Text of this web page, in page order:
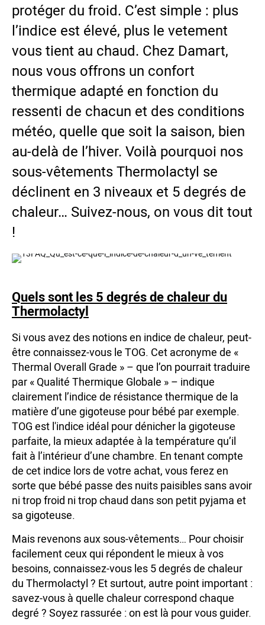
protéger du froid. C’est simple : plus
l’indice est élevé, plus le vetement
vous tient au chaud. Chez Damart,
nous vous offrons un confort
thermique adapté en fonction du
ressenti de chacun et des conditions
météo, quelle que soit la saison, bien
au-delà de l’hiver. Voilà pourquoi nos
sous-vêtements Thermolactyl se
déclinent en 3 niveaux et 5 degrés de
chaleur… Suivez-nous, on vous dit tout
!
Quels sont les 5 degrés de chaleur du
Thermolactyl
Si vous avez des notions en indice de chaleur, peut-
être connaissez-vous le TOG. Cet acronyme de «
Thermal Overall Grade » – que l’on pourrait traduire
par « Qualité Thermique Globale » – indique
clairement l’indice de résistance thermique de la
matière d’une gigoteuse pour bébé par exemple.
TOG est l'indice idéal pour dénicher la gigoteuse
parfaite, la mieux adaptée à la température qu’il
fait à l’intérieur d’une chambre. En tenant compte
de cet indice lors de votre achat, vous ferez en
sorte que bébé passe des nuits paisibles sans avoir
ni trop froid ni trop chaud dans son petit pyjama et
sa gigoteuse.
Mais revenons aux sous-vêtements… Pour choisir
facilement ceux qui répondent le mieux à vos
besoins, connaissez-vous les 5 degrés de chaleur
du Thermolactyl ? Et surtout, autre point important :
savez-vous à quelle chaleur correspond chaque
degré ? Soyez rassurée : on est là pour vous guider.